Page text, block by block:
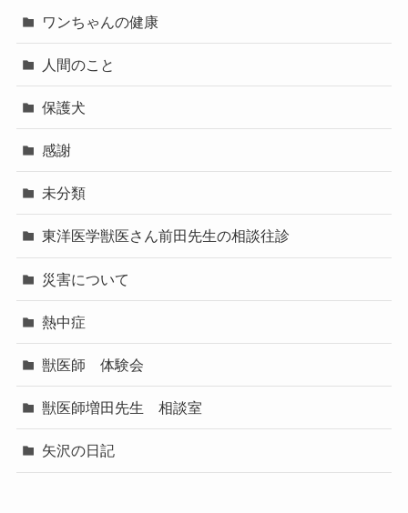
ワンちゃんの健康
人間のこと
保護犬
感謝
未分類
東洋医学獣医さん前田先生の相談往診
災害について
熱中症
獣医師 体験会
獣医師増田先生 相談室
矢沢の日記